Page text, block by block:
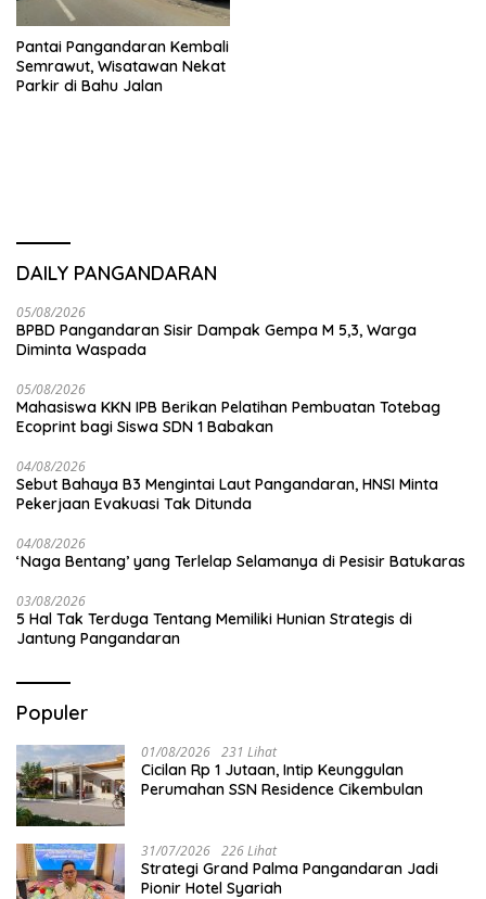
Pantai Pangandaran Kembali
Semrawut, Wisatawan Nekat
Parkir di Bahu Jalan
DAILY PANGANDARAN
05/08/2026
BPBD Pangandaran Sisir Dampak Gempa M 5,3, Warga
Diminta Waspada
05/08/2026
Mahasiswa KKN IPB Berikan Pelatihan Pembuatan Totebag
Ecoprint bagi Siswa SDN 1 Babakan
04/08/2026
Sebut Bahaya B3 Mengintai Laut Pangandaran, HNSI Minta
Pekerjaan Evakuasi Tak Ditunda
04/08/2026
‘Naga Bentang’ yang Terlelap Selamanya di Pesisir Batukaras
03/08/2026
5 Hal Tak Terduga Tentang Memiliki Hunian Strategis di
Jantung Pangandaran
Populer
01/08/2026 231 Lihat
Cicilan Rp 1 Jutaan, Intip Keunggulan
Perumahan SSN Residence Cikembulan
31/07/2026 226 Lihat
Strategi Grand Palma Pangandaran Jadi
Pionir Hotel Syariah